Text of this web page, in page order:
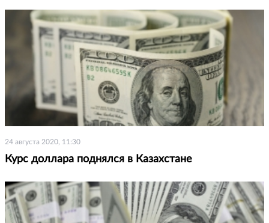
24 августа 2020, 11:30
Курс доллара поднялся в Казахстане